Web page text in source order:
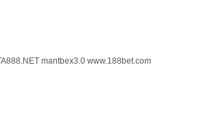
mantbex3.0 www.188bet.com